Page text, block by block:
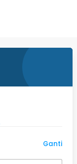
Ganti